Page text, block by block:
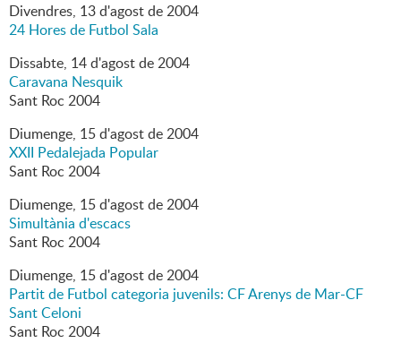
Divendres, 13d'agostde2004
24 Hores de Futbol Sala
Dissabte, 14d'agostde2004
Caravana Nesquik
Sant Roc 2004
Diumenge, 15d'agostde2004
XXII Pedalejada Popular
Sant Roc 2004
Diumenge, 15d'agostde2004
Simultània d'escacs
Sant Roc 2004
Diumenge, 15d'agostde2004
Partit de Futbol categoria juvenils: CF Arenys de Mar-CF
Sant Celoni
Sant Roc 2004